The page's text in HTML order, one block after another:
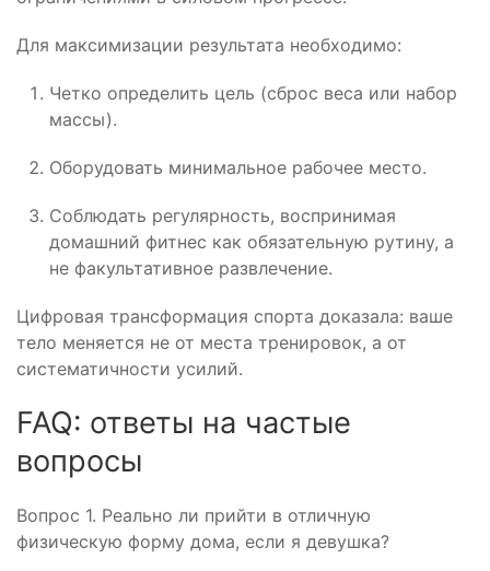
Для максимизации результата необходимо:
Четко определить цель (сброс веса или набор
массы).
Оборудовать минимальное рабочее место.
Соблюдать регулярность, воспринимая
домашний фитнес как обязательную рутину, а
не факультативное развлечение.
Цифровая трансформация спорта доказала: ваше
тело меняется не от места тренировок, а от
систематичности усилий.
FAQ: ответы на частые
вопросы
Вопрос 1. Реально ли прийти в отличную
физическую форму дома, если я девушка?